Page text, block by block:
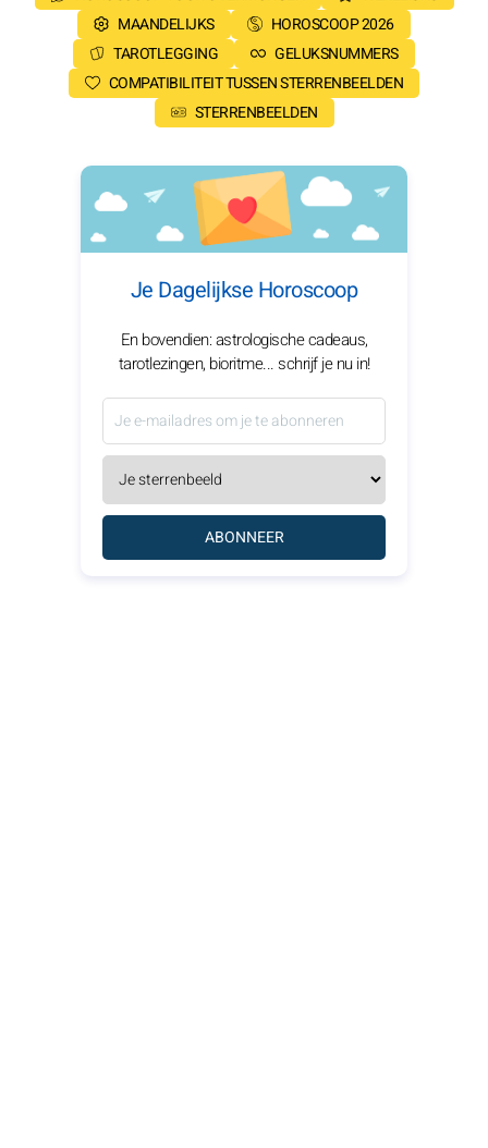
MAANDELIJKS
HOROSCOOP 2026
TAROTLEGGING
GELUKSNUMMERS
COMPATIBILITEIT TUSSEN STERRENBEELDEN
STERRENBEELDEN
Je Dagelijkse Horoscoop
En bovendien: astrologische cadeaus,
tarotlezingen, bioritme... schrijf je nu in!
ABONNEER